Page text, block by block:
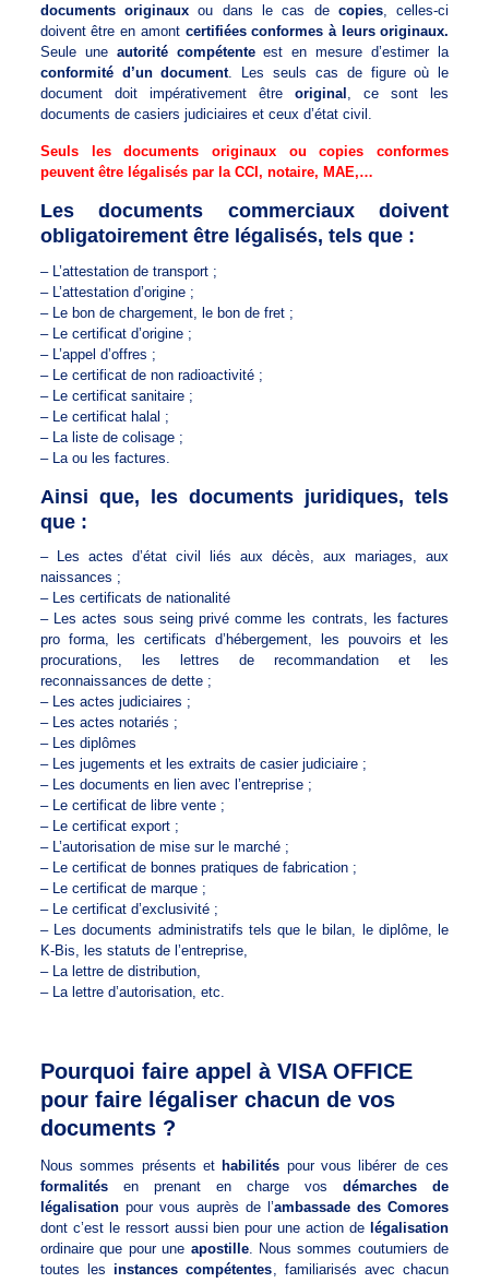
documents originaux ou dans le cas de copies, celles-ci
doivent être en amont certifiées conformes à leurs originaux.
Seule une autorité compétenteest en mesure d’estimer la
conformité d’un document. Les seuls cas de figure où le
document doit impérativement êtreoriginal
, ce sont les
documents de casiers judiciaires et ceux d’état civil.
Seuls les documents originaux ou copies conformes
peuvent être légalisés par la CCI, notaire, MAE,…
Les documents commerciaux doivent
obligatoirement être légalisés, tels que :
– L’attestation de transport ;
– L’attestation d’origine ;
– Le bon de chargement, le bon de fret ;
– Le certificat d’origine ;
– L’appel d’offres ;
– Le certificat de non radioactivité ;
– Le certificat sanitaire ;
– Le certificat halal ;
– La liste de colisage ;
– La ou les factures.
Ainsi que, les documents juridiques, tels
que :
– Les actes d’état civil liés aux décès, aux mariages, aux
naissances ;
– Les certificats de nationalité
– Les actes sous seing privé comme les contrats, les factures
pro forma, les certificats d’hébergement, les pouvoirs et les
procurations, les lettres de recommandation et les
reconnaissances de dette ;
– Les actes judiciaires ;
– Les actes notariés ;
– Les diplômes
– Les jugements et les extraits de casier judiciaire ;
– Les documents en lien avec l’entreprise ;
– Le certificat de libre vente ;
– Le certificat export ;
– L’autorisation de mise sur le marché ;
– Le certificat de bonnes pratiques de fabrication ;
– Le certificat de marque ;
– Le certificat d’exclusivité ;
– Les documents administratifs tels que le bilan, le diplôme, le
K-Bis, les statuts de l’entreprise,
– La lettre de distribution,
– La lettre d’autorisation, etc.
Pourquoi faire appel à VISA OFFICE
pour faire légaliser chacun de vos
documents ?
Nous sommes présents et habilités pour vous libérer de ces
formalitésen prenant en charge vosdémarches de
légalisationpour vous auprès de l’ambassade des Comores
dont c’est le ressort aussi bien pour une action de légalisation
ordinaire que pour une apostille. Nous sommes coutumiers de
toutes lesinstances compétentes, familiarisés avec chacun